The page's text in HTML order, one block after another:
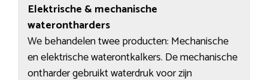
Elektrische & mechanische
waterontharders
We behandelen twee producten: Mechanische
en elektrische waterontkalkers. De mechanische
ontharder gebruikt waterdruk voor zijn